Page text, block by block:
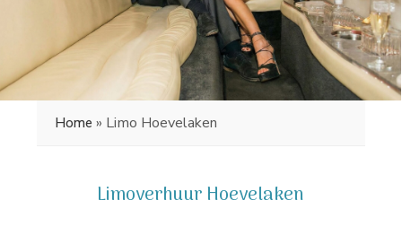
Home » Limo Hoevelaken
Limoverhuur Hoevelaken